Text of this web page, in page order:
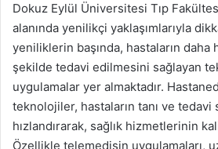
Dokuz Eylül Üniversitesi Tıp
alanında yenilikçi yaklaşımlarıyla
yeniliklerin başında, hastaların daha
şekilde tedavi edilmesini sağlayan
uygulamalar yer almaktadır.
teknolojiler, hastaların tanı ve
hızlandırarak, sağlık hizmetlerinin
Özellikle telemedisin uygulamaları,